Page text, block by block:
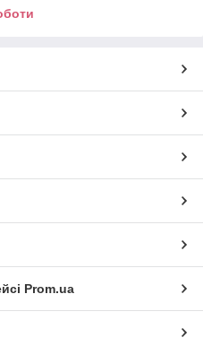
Prom.ua